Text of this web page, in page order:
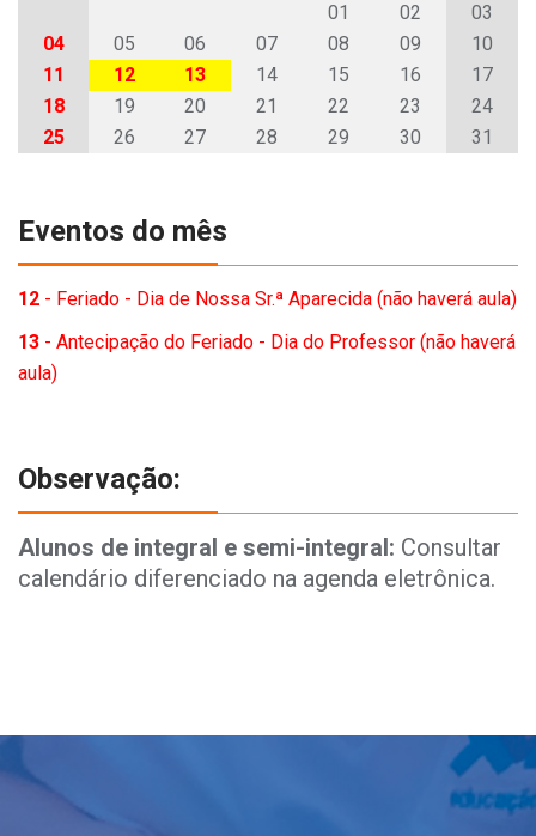
01
02
03
04
05 06 07 08 09
10
11
12 13 14 15 16
17
18
19 20 21 22 23
24
25
26 27 28 29 30 31
Eventos do mês
12 - Feriado - Dia de Nossa Sr.ª Aparecida (não haverá aula)
13 - Antecipação do Feriado - Dia do Professor (não haverá
aula)
Observação:
Alunos de integral e semi-integral: Consultar
calendário diferenciado na agenda eletrônica.